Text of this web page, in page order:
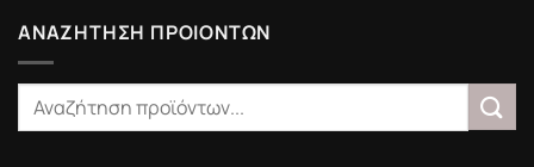
Portalistiles.gr
ΑΝΑΖΗΤΗΣΗ ΠΡΟΙΟΝΤΩΝ